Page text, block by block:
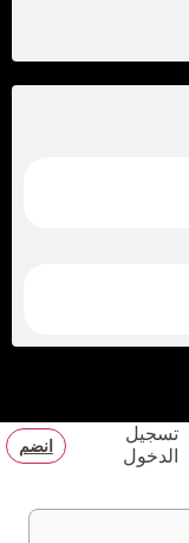
تسجيل
الدخول
انضم